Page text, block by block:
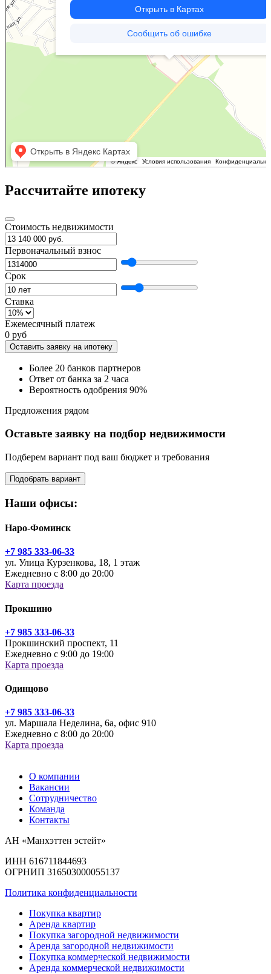
Рассчитайте ипотеку
Стоимость недвижимости
Первоначальный взнос
Срок
Ставка
Ежемесячный платеж
0 руб
Оставить заявку на ипотеку
Более 20 банков партнеров
Ответ от банка за 2 часа
Вероятность одобрения 90%
Предложения рядом
Оставьте заявку на подбор недвижимости
Подберем вариант под ваш бюджет и требования
Подобрать вариант
Наши офисы:
Наро-Фоминск
+7 985 333-06-33
ул. Улица Курзенкова, 18, 1 этаж
Ежедневно с 8:00 до 20:00
Карта проезда
Прокшино
+7 985 333-06-33
Прокшинский проспект, 11
Ежедневно с 9:00 до 19:00
Карта проезда
Одинцово
+7 985 333-06-33
ул. Маршала Неделина, 6а, офис 910
Ежедневно с 8:00 до 20:00
Карта проезда
О компании
Вакансии
Сотрудничество
Команда
Контакты
АН «Манхэттен эстейт»
ИНН 616711844693
ОГРНИП 316503000055137
Политика конфиденциальности
Покупка квартир
Аренда квартир
Покупка загородной недвижимости
Аренда загородной недвижимости
Покупка коммерческой недвижимости
Аренда коммерческой недвижимости